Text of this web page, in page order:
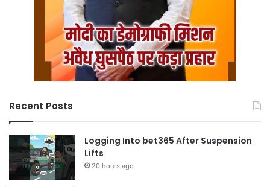
Recent Posts
Logging Into bet365 After Suspension
Lifts
20 hours ago